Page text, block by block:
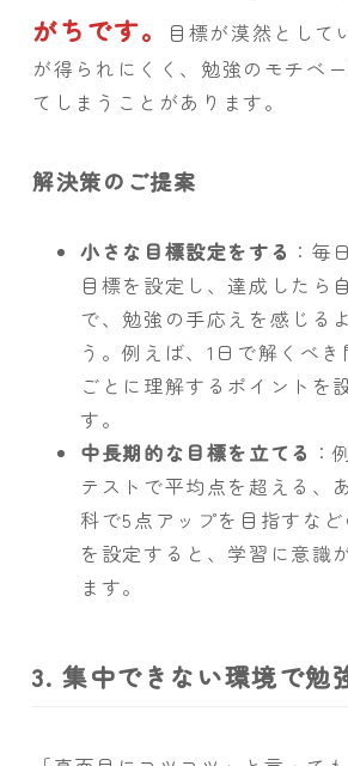
がちです。
目標が漠然として
が得られにくく、勉強のモチベ
てしまうことがあります。
解決策のご提案
小さな目標設定をする ：毎
目標を設定し、達成したら
で、勉強の手応えを感じる
う。例えば、1日で解くべ
ごとに理解するポイントを
す。
中長期的な目標を立てる ：
テストで平均点を超える、
科で5点アップを目指すな
を設定すると、学習に意識
ます。
3. 集中できない環境で勉